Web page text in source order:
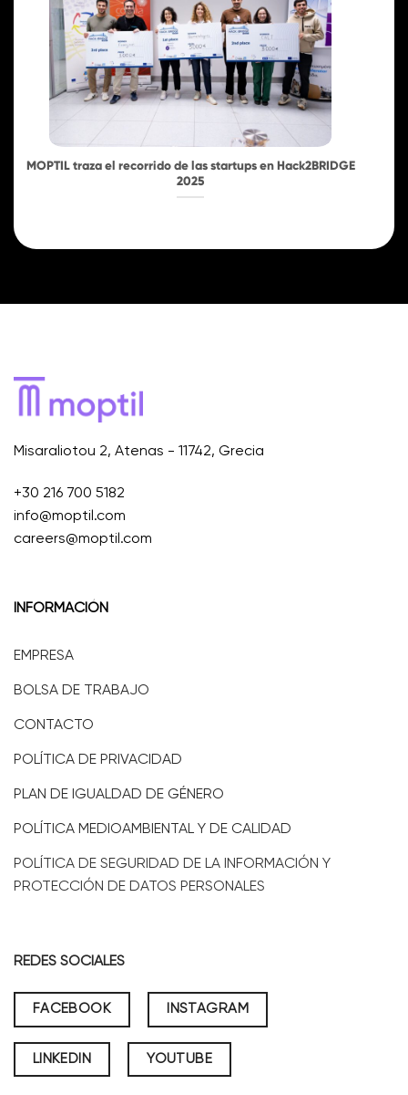
MOPTIL traza el recorrido de las startups en Hack2BRIDGE
2025
Misaraliotou 2, Atenas - 11742, Grecia
+30 216 700 5182
info@moptil.com
careers@moptil.com
INFORMACIÓN
EMPRESA
BOLSA DE TRABAJO
CONTACTO
POLÍTICA DE PRIVACIDAD
PLAN DE IGUALDAD DE GÉNERO
POLÍTICA MEDIOAMBIENTAL Y DE CALIDAD
POLÍTICA DE SEGURIDAD DE LA INFORMACIÓN Y
PROTECCIÓN DE DATOS PERSONALES
REDES SOCIALES
FACEBOOK INSTAGRAM
LINKEDIN YOUTUBE